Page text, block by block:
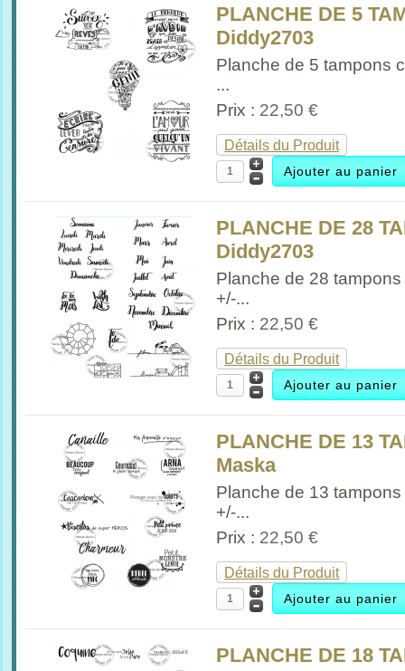
PLANCHE DE 5
Diddy2703
Planche de 5 tampons
...
Prix : 22,50 €
Détails du Produit
PLANCHE DE 28
Diddy2703
Planche de 28
+/-...
Prix : 22,50 €
Détails du Produit
PLANCHE DE 13
Maska
Planche de 13
+/-...
Prix : 22,50 €
Détails du Produit
PLANCHE DE 18